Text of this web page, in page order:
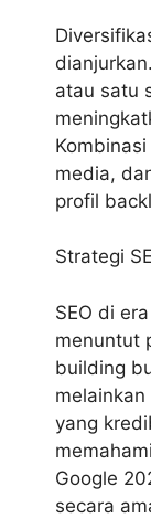
atau satu
media,
profil
Strategi
SEO di
menuntut
building
yang
Google
secara